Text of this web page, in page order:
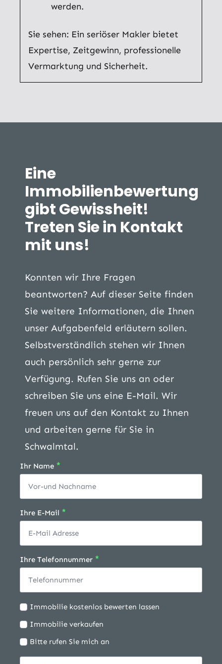
werden.
Sie sehen: Ein seriöser Makler bietet
Expertise, Zeitgewinn, professionelle
Vermarktung und Sicherheit.
Eine
Immobilienbewertung
gibt Gewissheit!
Treten Sie in Kontakt
mit uns!
Konnten wir Ihre Fragen
beantworten? Auf dieser Seite finden
Sie weitere Informationen, die Ihnen
unser Aufgabenfeld erläutern sollen.
Selbstverständlich stehen wir Ihnen
auch persönlich sehr gerne zur
Verfügung. Rufen Sie uns an oder
schreiben Sie uns eine E-Mail. Wir
freuen uns auf den Kontakt zu Ihnen
und arbeiten gerne für Sie in
Schwalmtal.
Ihr Name *
Ihre E-Mail *
Ihre Telefonnummer *
Ich
möchte:
Immobilie kostenlos bewerten lassen
Immobilie verkaufen
Bitte rufen Sie mich an